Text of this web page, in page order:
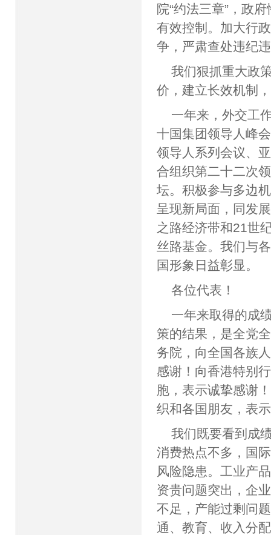
院“约法三章”，政
有效控制。加大行
争，严肃查处违纪
我们狠抓重大政
价，建立长效机制
一年来，外交工
十国集团领导人峰
领导人系列会议、
合组织第二十二次
坛。积极参与多边
呈现新局面，同发
之路经济带和21世
丝路基金。我们与
国形象日益彰显。
各位代表！
一年来取得的成
策的结果，是全党
务院，向全国各族
感谢！向香港特别
胞，表示诚挚感谢
织和各国朋友，表
我们既要看到成
消费热点不多，国
风险隐患。工业产
资贵问题突出，企
不足，产能过剩问
通、教育、收入分